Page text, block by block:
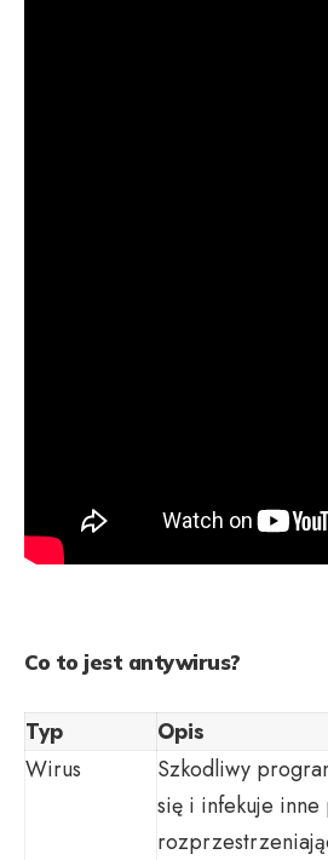
Co to jest antywirus?
Typ
Opis
Wirus
Szkodliwy
się i infekuje inne